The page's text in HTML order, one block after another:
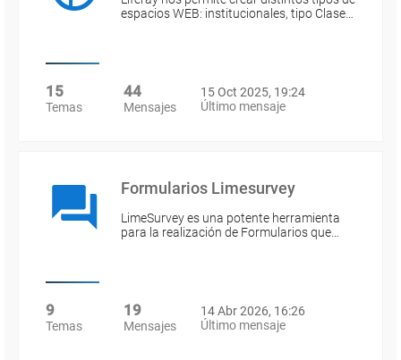
espacios WEB: institucionales, tipo Clase…
15
Temas
44
Mensajes
15 Oct 2025, 19:24
Último mensaje
Formularios Limesurvey
LimeSurvey es una potente herramienta
para la realización de Formularios que…
9
Temas
19
Mensajes
14 Abr 2026, 16:26
Último mensaje